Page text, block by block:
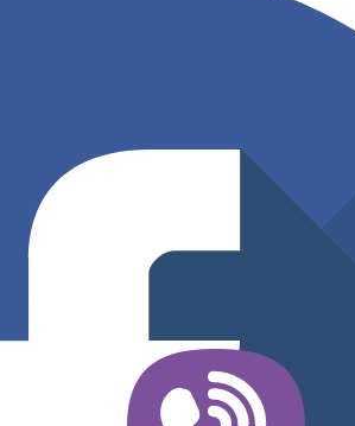
Producător și importator de mobilier în
o gamă variată de mobilier pentru
dormitor și grădină. Calitate,
extinsă și consultanță gratuită